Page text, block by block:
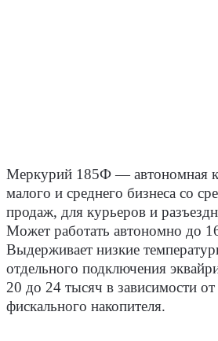
Меркурий 185Ф ― автономная
малого и среднего бизнеса со
продаж, для курьеров и
Может работать автономно до
Выдерживает низкие
отдельного подключения
20 до 24 тысяч в зависимости
фискального накопителя.